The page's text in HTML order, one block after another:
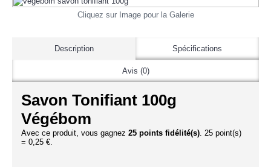
Cliquez sur Image pour la Galerie
Description Spécifications
Avis (0)
Savon Tonifiant 100g
Végébom
Avec ce produit, vous gagnez 25 points fidélité(s). 25 point(s)
= 0,25 €.